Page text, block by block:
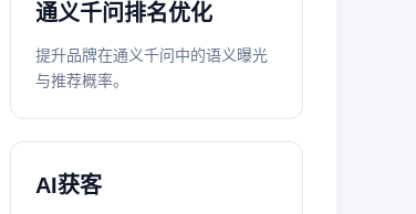
通义千问排名优化
提升品牌在通义千问中的语义曝光
与推荐概率。
AI获客